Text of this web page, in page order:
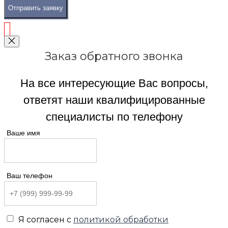
Отправить заявку
Заказ обратного звонка
На все интересующие Вас вопросы,
ответят наши квалифицированные
специалисты по телефону
Ваше имя
Ваш телефон
Я согласен с политикой обработки